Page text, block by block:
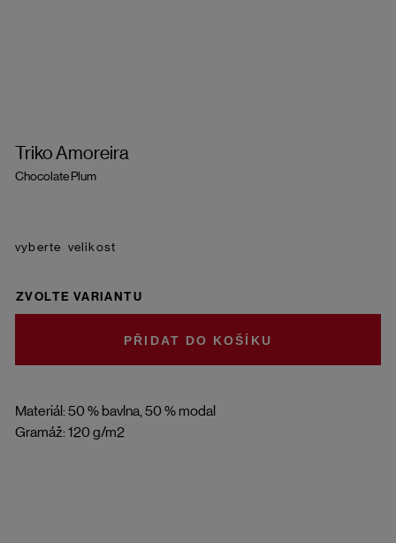
Triko Amoreira
Chocolate Plum
Materiál: 50 % bavlna, 50 % modal
Gramáž: 120 g/m2
velikost
ZVOLTE VARIANTU
DO KOŠÍKU